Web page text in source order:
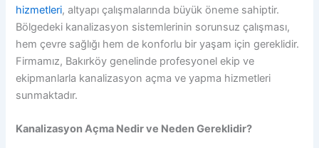
hizmetleri, altyapı çalışmalarında büyük öneme sahiptir.
Bölgedeki kanalizasyon sistemlerinin sorunsuz çalışması,
hem çevre sağlığı hem de konforlu bir yaşam için gereklidir.
Firmamız, Bakırköy genelinde profesyonel ekip ve
ekipmanlarla kanalizasyon açma ve yapma hizmetleri
sunmaktadır.
Kanalizasyon Açma Nedir ve Neden Gereklidir?